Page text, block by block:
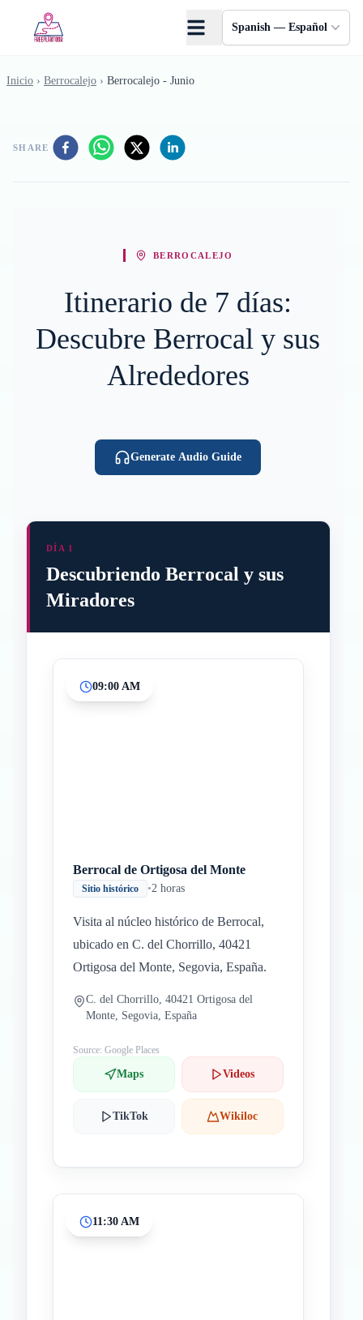
Spanish — Español
Inicio › Berrocalejo › Berrocalejo - Junio
SHARE
BERROCALEJO
Itinerario de 7 días:
Descubre Berrocal y sus
Alrededores
Generate Audio Guide
DÍA 1
Descubriendo Berrocal y sus
Miradores
09:00 AM
Berrocal de Ortigosa del Monte
Sitio histórico •2 horas
Visita al núcleo histórico de Berrocal,
ubicado en C. del Chorrillo, 40421
Ortigosa del Monte, Segovia, España.
C. del Chorrillo, 40421 Ortigosa del
Monte, Segovia, España
Source: Google Places
Maps Videos
TikTok Wikiloc
11:30 AM